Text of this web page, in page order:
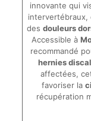
innovante qui
intervertébraux,
desdouleurs
Accessible à
recommandé
hernies
affectées,
favoriser la
récupération